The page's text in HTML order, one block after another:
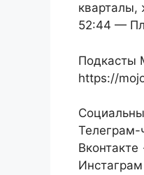
кварталы,
52:44 —
Подкасты
https://